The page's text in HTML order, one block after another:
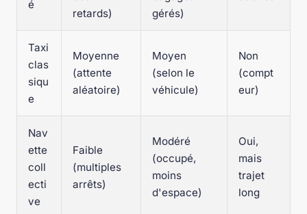
é
retards)
gérés)
Taxi
clas
siqu
e
Moyenne
(attente
aléatoire)
Moyen
(selon le
véhicule)
Non
(compt
eur)
Nav
ette
coll
ecti
ve
Faible
(multiples
arrêts)
Modéré
(occupé,
moins
d'espace)
Oui,
mais
trajet
long